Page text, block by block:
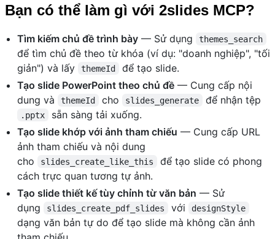
Bạn có thể làm gì với 2slides MCP?
Tìm kiếm chủ đề trình bày — Sử dụng themes_search
để tìm chủ đề theo từ khóa (ví dụ: "doanh nghiệp", "tối
giản") và lấy
themeId
để tạo slide.
Tạo slide PowerPoint theo chủ đề — Cung cấp nội
dung và
themeId cho slides_generate để nhận tệp
.pptx
sẵn sàng tải xuống.
Tạo slide khớp với ảnh tham chiếu — Cung cấp URL
ảnh tham chiếu và nội dung
cho
slides_create_like_this
để tạo slide có phong
cách trực quan tương tự ảnh.
Tạo slide thiết kế tùy chỉnh từ văn bản — Sử
dụng
slides_create_pdf_slides với designStyle
dạng văn bản tự do để tạo slide mà không cần ảnh